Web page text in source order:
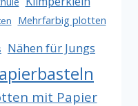
Mehrfarbig plotten
Nähen für Jungs
mit Papier